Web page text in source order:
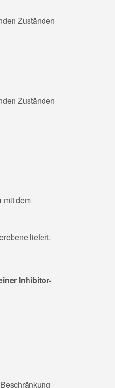
Zuständen
Zuständen
mit dem
liefert.
Inhibitor-